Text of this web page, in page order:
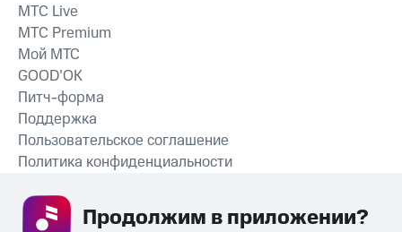
СКАЧАТЬ ПРИЛОЖЕНИЕ
MTС Live
MTС Premium
Мой МТС
GOOD’OK
Питч-форма
Поддержка
Пользовательское соглашение
Политика конфиденциальности